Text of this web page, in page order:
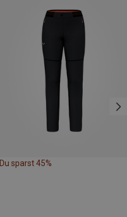
Du sparst 45%